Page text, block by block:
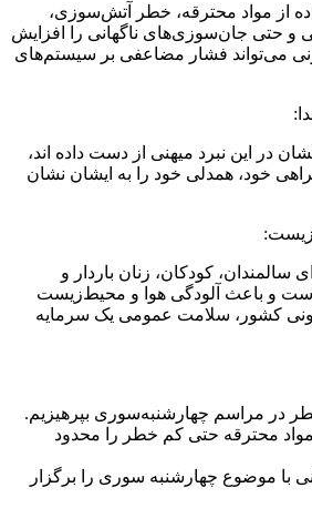
از مواد محترقه، خطر آتش‌سوزی،
حتی جان‌سوزی‌های ناگهانی را افزایش
می‌تواند فشار مضاعفی بر سیستم‌های
در این نبرد میهنی از دست داده اند،
خود، همدلی خود را به ایشان نشان
سالمندان، کودکان، زنان باردار و
و باعث آلودگی هوا و محیط‌زیست
کشور، سلامت عمومی یک سرمایه
در مراسم چهارشنبه‌سوری بپرهیزیم.
مواد محترقه حتی کم خطر را محدود
با موضوع چهارشنبه سوری را برگزار